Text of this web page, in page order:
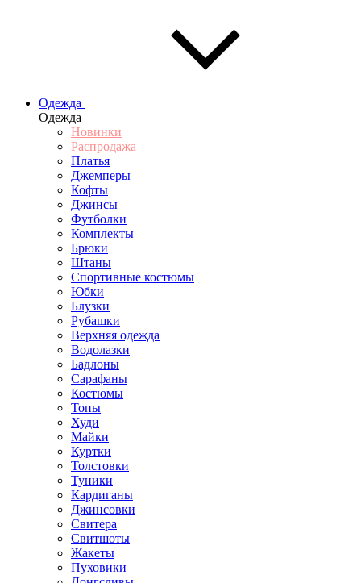
Одежда
Одежда
Новинки
Распродажа
Платья
Джемперы
Кофты
Джинсы
Футболки
Комплекты
Брюки
Штаны
Спортивные костюмы
Юбки
Блузки
Рубашки
Верхняя одежда
Водолазки
Бадлоны
Сарафаны
Костюмы
Топы
Худи
Майки
Куртки
Толстовки
Туники
Кардиганы
Джинсовки
Свитера
Свитшоты
Жакеты
Пуховики